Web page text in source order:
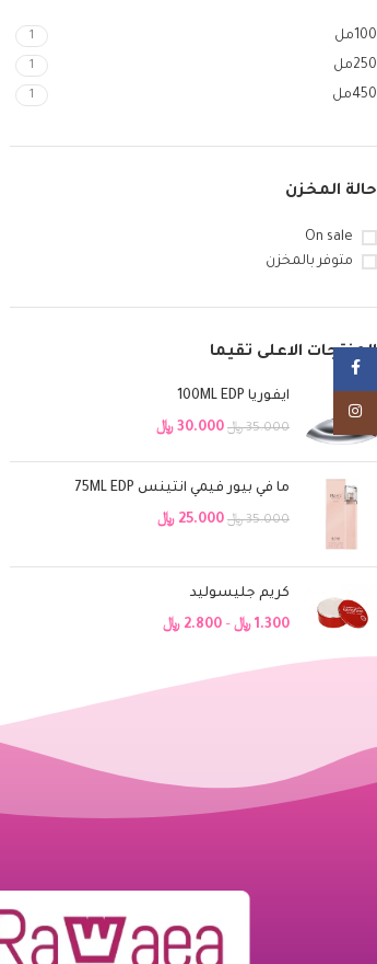
100مل 1
250مل 1
450مل 1
حالة المخزن
On sale
متوفر بالمخزن
المنتجات الاعلى تقيما
ايفوريا 100ML EDP
35.000 ﷼ 30.000 ﷼
ما في بيور فيمي انتينس 75ML EDP
35.000 ﷼ 25.000 ﷼
كريم جليسوليد
1.300 ﷼ –
2.800 ﷼